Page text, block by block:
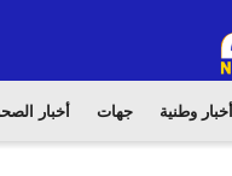
أخبار وطنية جهات أخبار